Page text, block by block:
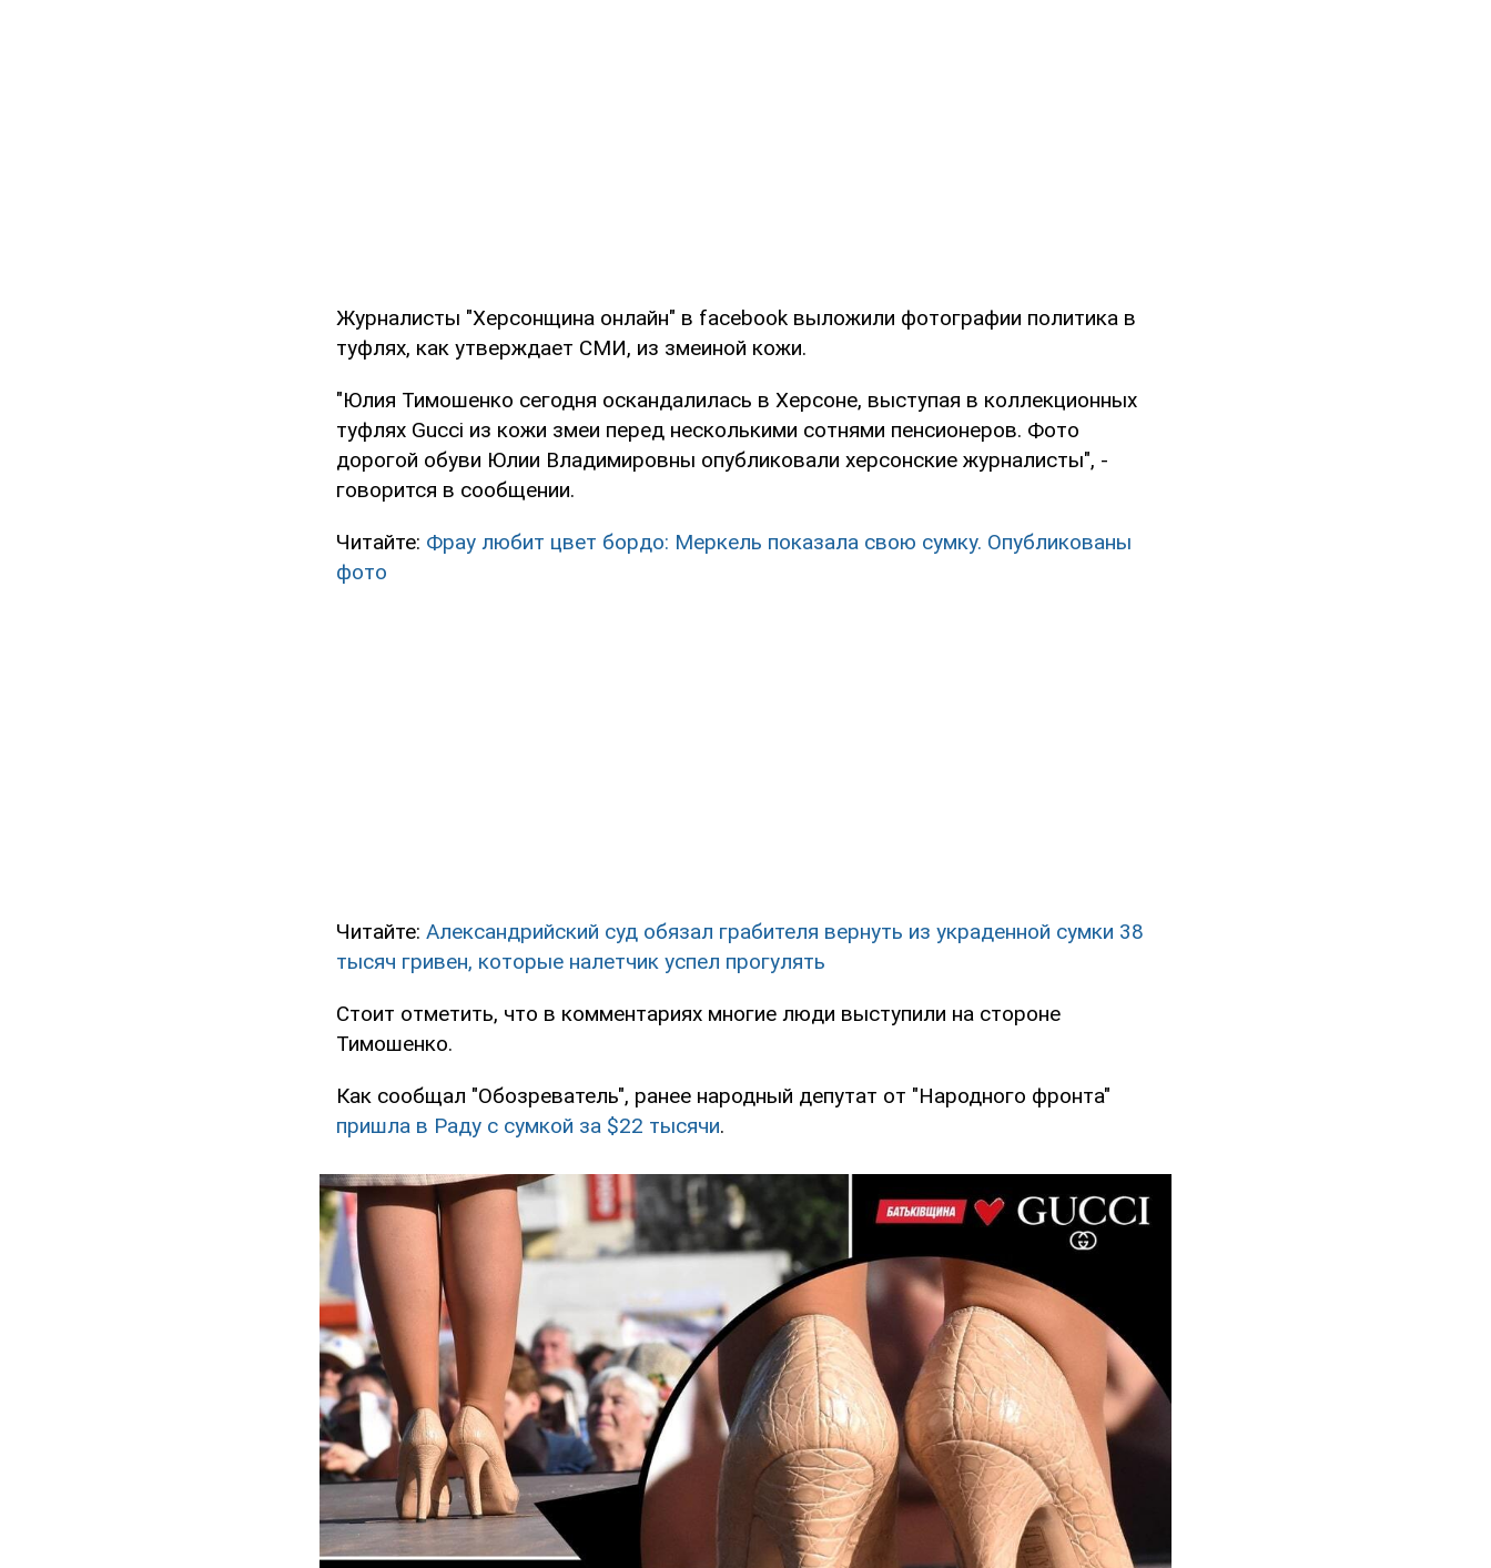
Журналисты "Херсонщина онлайн" в facebook выложили фотографии политика в
туфлях, как утверждает СМИ, из змеиной кожи.
"Юлия Тимошенко сегодня оскандалилась в Херсоне, выступая в коллекционных
туфлях Gucci из кожи змеи перед несколькими сотнями пенсионеров. Фото
дорогой обуви Юлии Владимировны опубликовали херсонские журналисты", -
говорится в сообщении.
Читайте: Фрау любит цвет бордо: Меркель показала свою сумку. Опубликованы
фото
Читайте: Александрийский суд обязал грабителя вернуть из украденной сумки 38
тысяч гривен, которые налетчик успел прогулять
Стоит отметить, что в комментариях многие люди выступили на стороне
Тимошенко.
Как сообщал "Обозреватель", ранее народный депутат от "Народного фронта"
пришла в Раду с сумкой за $22 тысячи.